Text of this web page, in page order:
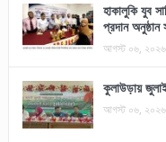
হাকালুকি যুব
প্রদান অনুষ্ঠান
আগস্ট ০৬, ২০২৬
কুলাউড়ায়
আগস্ট ০৬, ২০২৬